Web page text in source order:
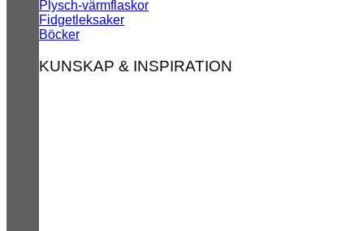
Plysch-värmflaskor
Fidgetleksaker
Böcker
KUNSKAP & INSPIRATION